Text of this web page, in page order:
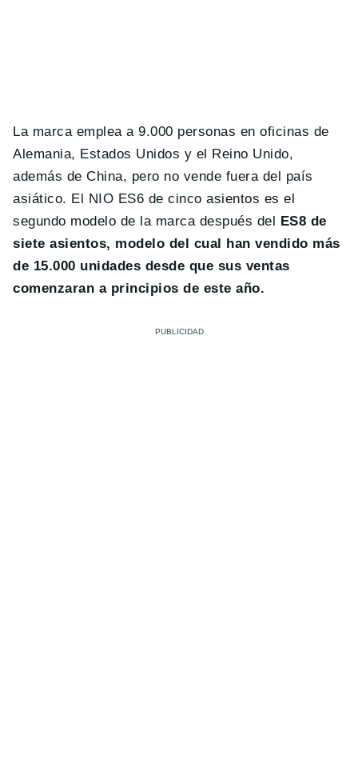
La marca emplea a 9.000 personas en oficinas de
Alemania, Estados Unidos y el Reino Unido,
además de China, pero no vende fuera del país
asiático. El NIO ES6 de cinco asientos es el
segundo modelo de la marca después del
ES8 de
siete asientos, modelo del cual han vendido más
de 15.000 unidades desde que sus ventas
comenzaran a principios de este año.